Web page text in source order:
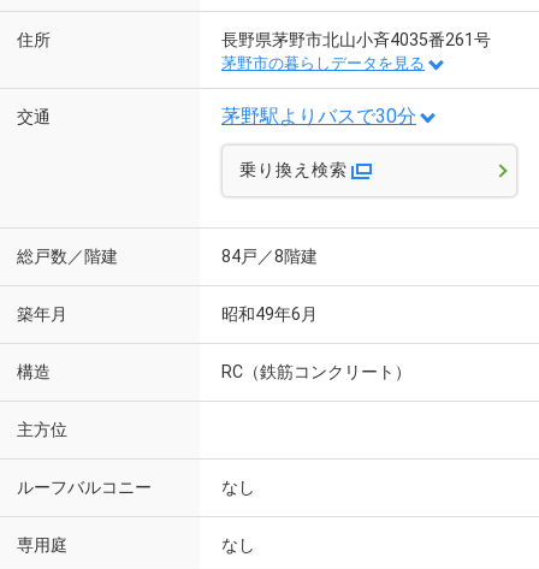
住所 長野県茅野市北山小斉4035番261号
茅野市の暮らしデータを見る
交通 茅野駅よりバスで30分
乗り換え検索
総戸数／階建 84戸／8階建
築年月 昭和49年6月
構造 RC（鉄筋コンクリート）
主方位
ルーフバルコニー なし
専用庭 なし